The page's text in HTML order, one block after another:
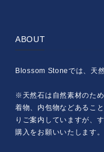
ABOUT
Blossom Stoneでは、天
※天然石は自然素材のた
着物、内包物などあるこ
りご案内していますが、
購入をお願いいたします。